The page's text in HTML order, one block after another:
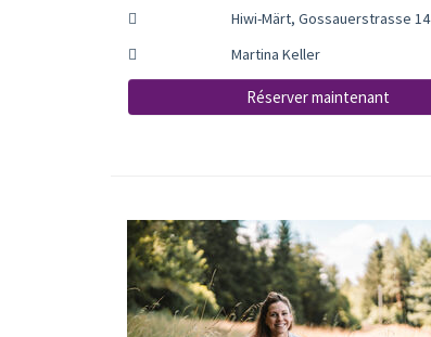
Hiwi-Märt, Gossauerstrasse 14
Martina Keller
Réserver maintenant